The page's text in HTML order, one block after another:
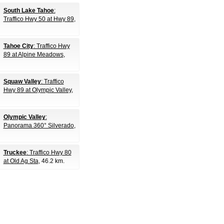
South Lake Tahoe:
Traffico Hwy 50 at Hwy 89,
Tahoe City: Traffico Hwy
89 at Alpine Meadows,
Squaw Valley: Traffico
Hwy 89 at Olympic Valley,
Olympic Valley:
Panorama 360° Silverado,
Truckee: Traffico Hwy 80
at Old Ag Sta, 46.2 km.